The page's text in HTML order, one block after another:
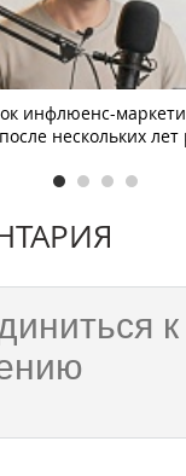
инфлюенс-
нескольких лет